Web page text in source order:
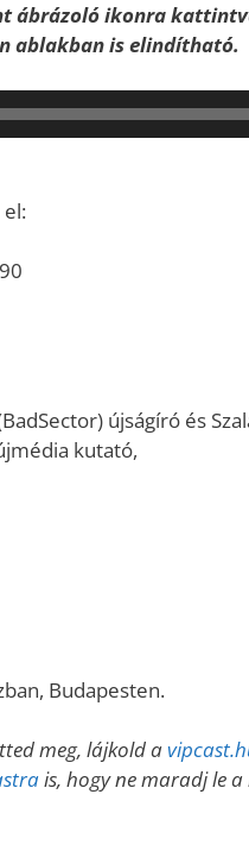
ábrázoló ikonra
ablakban is elindítható.
újságíró és
kutató,
Budapesten.
meg, lájkold a
is, hogy ne maradj le a